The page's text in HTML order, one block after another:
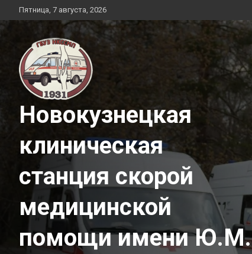
Перейти
к
содержимому
Пятница, 7 августа, 2026
Новокузнецкая
клиническая
станция скорой
медицинской
помощи имени Ю.М.